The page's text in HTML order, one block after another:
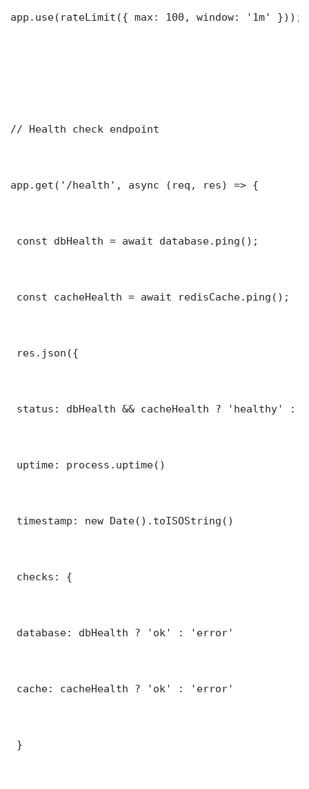
app.use(rateLimit({ max: 100, window: '1m' }));
// Health check endpoint
app.get('/health', async (req, res) => {
const dbHealth = await database.ping();
const cacheHealth = await redisCache.ping();
res.json({
status: dbHealth && cacheHealth ? 'healthy' :
uptime: process.uptime()
timestamp: new Date().toISOString()
checks: {
database: dbHealth ? 'ok' : 'error'
cache: cacheHealth ? 'ok' : 'error'
}